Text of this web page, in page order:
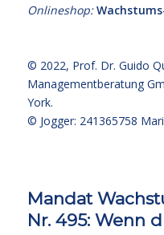
Onlineshop:
© 2022, Prof. Dr. Guido
Managementberatung
York.
© Jogger: 241365758
Mandat
Nr. 495: Wenn